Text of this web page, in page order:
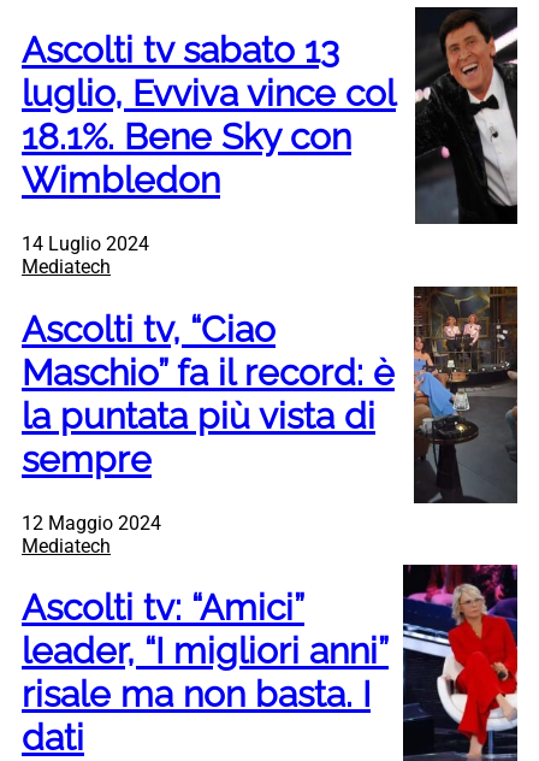
Ascolti tv sabato 13
luglio, Evviva vince col
18.1%. Bene Sky con
Wimbledon
14 Luglio 2024
Mediatech
Ascolti tv, “Ciao
Maschio” fa il record: è
la puntata più vista di
sempre
12 Maggio 2024
Mediatech
Ascolti tv: “Amici”
leader, “I migliori anni”
risale ma non basta. I
dati